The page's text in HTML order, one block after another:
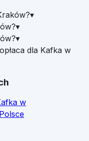
▾
▾
▾
dla Kafka w
w